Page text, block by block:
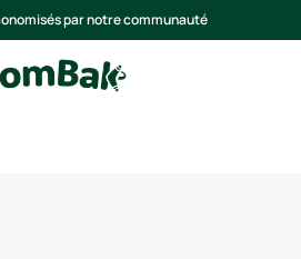
par notre communauté